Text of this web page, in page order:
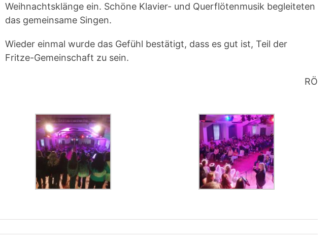
Weihnachtsklänge ein. Schöne Klavier- und Querflötenmusik begleiteten
das gemeinsame Singen.
Wieder einmal wurde das Gefühl bestätigt, dass es gut ist, Teil der
Fritze-Gemeinschaft zu sein.
RÖ